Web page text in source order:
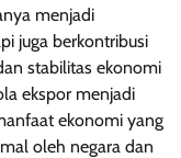
menjadi
juga berkontribusi
stabilitas ekonomi
ekspor menjadi
ekonomi yang
oleh negara dan